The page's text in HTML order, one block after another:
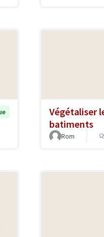
Végétaliser
batiments
Rom